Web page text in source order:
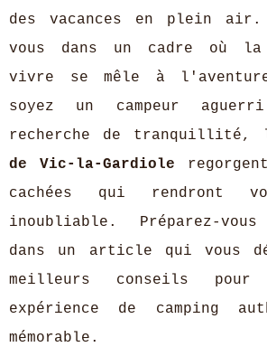
des vacances en plein air.
vous dans un cadre où la
vivre se mêle à
soyez un campeur
recherche de tranquillité,
de Vic-la-Gardiole
cachées qui rendront
inoubliable. Préparez-
dans un article qui vous
meilleurs conseils
expérience de camping
mémorable.